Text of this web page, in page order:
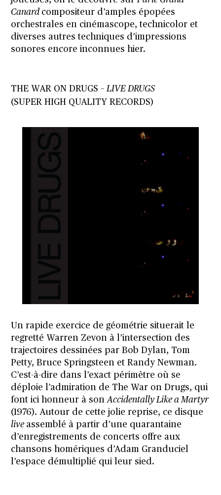
Canard compositeur d’amples épopées
orchestrales en cinémascope, technicolor et
diverses autres techniques d’impressions
sonores encore inconnues hier.
THE WAR ON DRUGS –LIVE DRUGS
(SUPER HIGH QUALITY RECORDS)
Un rapide exercice de géométrie situerait le
regretté Warren Zevon à l’intersection des
trajectoires dessinées par Bob Dylan, Tom
Petty, Bruce Springsteen et Randy Newman.
C’est-à-dire dans l’exact périmètre où se
déploie l’admiration de The War on Drugs, qui
font ici honneur à sonAccidentally Like a Martyr
(1976). Autour de cette jolie reprise, ce disque
live assemblé à partir d’une quarantaine
d’enregistrements de concerts offre aux
chansons homériques d’Adam Granduciel
l’espace démultiplié qui leur sied.